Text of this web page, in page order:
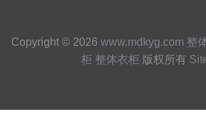
Copyright © 2026 www.mdkyg.com 整
柜 整体衣柜 版权所有